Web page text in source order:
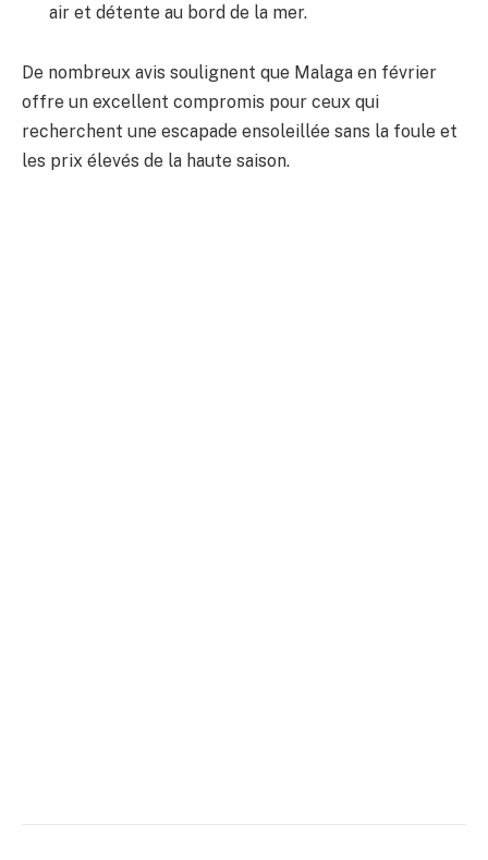
air et détente au bord de la mer.
De nombreux avis soulignent que Malaga en février
offre un excellent compromis pour ceux qui
recherchent une escapade ensoleillée sans la foule et
les prix élevés de la haute saison.